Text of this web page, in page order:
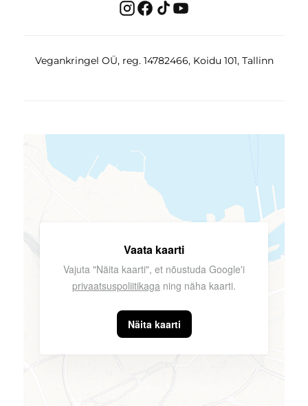
Vegankringel OÜ, reg. 14782466, Koidu 101, Tallinn
Vaata kaarti
Vajuta "Näita kaarti", et nõustuda Google'i
privaatsuspoliitikaga ning näha kaarti.
Näita kaarti